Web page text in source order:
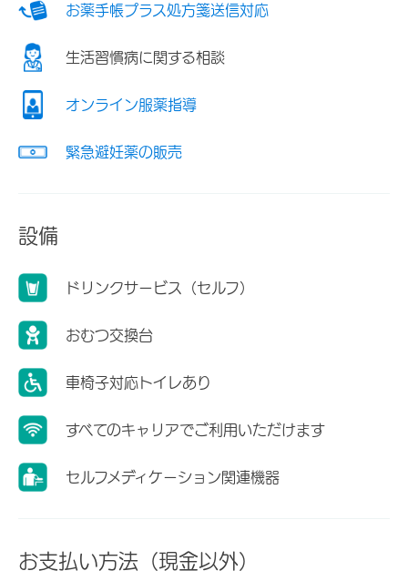
お薬手帳プラス処方箋送信対応
生活習慣病に関する相談
オンライン服薬指導
緊急避妊薬の販売
設備
ドリンクサービス（セルフ）
おむつ交換台
車椅子対応トイレあり
すべてのキャリアでご利用いただけます
セルフメディケーション関連機器
お支払い方法（現金以外）